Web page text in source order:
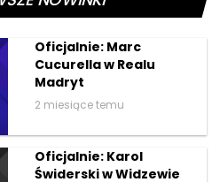
Oficjalnie: Marc
Cucurella w Realu
Madryt
2 miesiące temu
Oficjalnie: Karol
Świderski w Widzewie